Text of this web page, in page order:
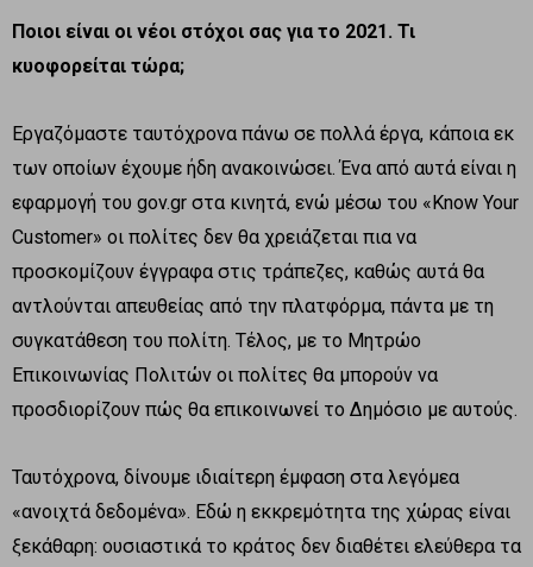
Ποιοι είναι οι νέοι στόχοι σας για το 2021. Τι
κυοφορείται τώρα;
Εργαζόμαστε ταυτόχρονα πάνω σε πολλά έργα, κάποια εκ
των οποίων έχουμε ήδη ανακοινώσει. Ένα από αυτά είναι η
εφαρμογή του gov.gr στα κινητά, ενώ μέσω του «Know Your
Customer» οι πολίτες δεν θα χρειάζεται πια να
προσκομίζουν έγγραφα στις τράπεζες, καθώς αυτά θα
αντλούνται απευθείας από την πλατφόρμα, πάντα με τη
συγκατάθεση του πολίτη. Τέλος, με το Μητρώο
Επικοινωνίας Πολιτών οι πολίτες θα μπορούν να
προσδιορίζουν πώς θα επικοινωνεί το Δημόσιο με αυτούς.
Ταυτόχρονα, δίνουμε ιδιαίτερη έμφαση στα λεγόμεα
«ανοιχτά δεδομένα». Εδώ η εκκρεμότητα της χώρας είναι
ξεκάθαρη: ουσιαστικά το κράτος δεν διαθέτει ελεύθερα τα